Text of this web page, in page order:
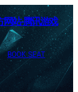
网站-腾讯游戏
BOOK SEAT